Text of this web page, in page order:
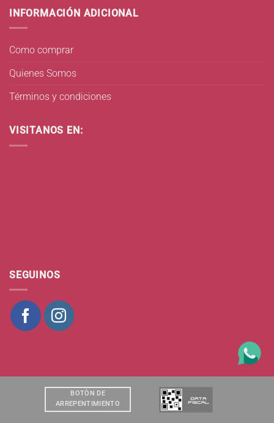
INFORMACIÓN ADICIONAL
Como comprar
Quienes Somos
Términos y condiciones
VISITANOS EN:
SEGUINOS
BOTÒN DE
ARREPENTIMIENTO